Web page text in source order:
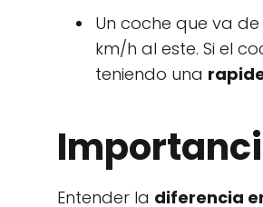
Un coche que va
km/h al este. Si el
teniendo una
Entender la diferencia